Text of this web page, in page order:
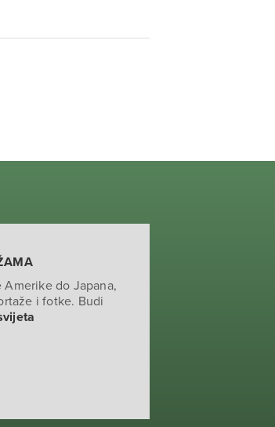
do Japana,
i fotke. Budi